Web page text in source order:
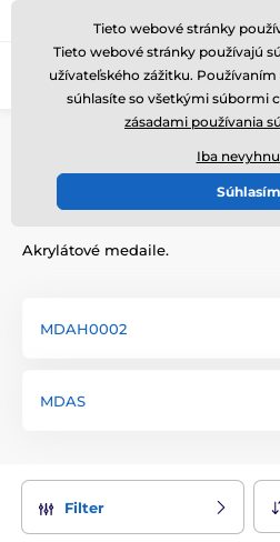
Zavolajte nám (Po-Pi 8-17)
Akrylátové medaily
Akrylátové medaile.
MDAH0002
MDAS
Filter
Tieto webové stránky
Tieto webové stránky používajú
užívateľského zážitku.
súhlasíte so všetkými súbormi
zásadami používania
Iba
Súhlasím